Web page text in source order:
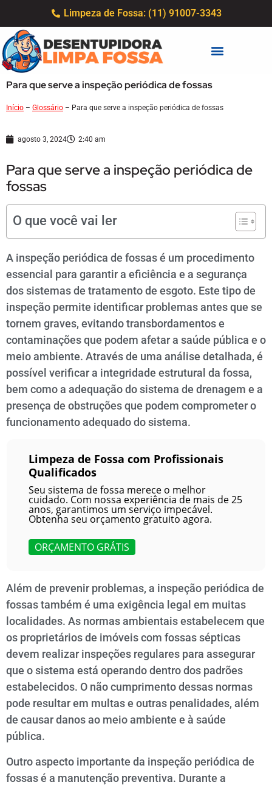
Limpeza de Fossa: (11) 91007-3343
Para que serve a inspeção periódica de fossas
Início – Glossário – Para que serve a inspeção periódica de fossas
agosto 3, 2024 2:40 am
Para que serve a inspeção periódica de
fossas
O que você vai ler
A inspeção periódica de fossas é um procedimento
essencial para garantir a eficiência e a segurança
dos sistemas de tratamento de esgoto. Este tipo de
inspeção permite identificar problemas antes que se
tornem graves, evitando transbordamentos e
contaminações que podem afetar a saúde pública e o
meio ambiente. Através de uma análise detalhada, é
possível verificar a integridade estrutural da fossa,
bem como a adequação do sistema de drenagem e a
presença de obstruções que podem comprometer o
funcionamento adequado do sistema.
Limpeza de Fossa com Profissionais
Qualificados
Seu sistema de fossa merece o melhor
cuidado. Com nossa experiência de mais de 25
anos, garantimos um serviço impecável.
Obtenha seu orçamento gratuito agora.
ORÇAMENTO GRÁTIS
Além de prevenir problemas, a inspeção periódica de
fossas também é uma exigência legal em muitas
localidades. As normas ambientais estabelecem que
os proprietários de imóveis com fossas sépticas
devem realizar inspeções regulares para assegurar
que o sistema está operando dentro dos padrões
estabelecidos. O não cumprimento dessas normas
pode resultar em multas e outras penalidades, além
de causar danos ao meio ambiente e à saúde
pública.
Outro aspecto importante da inspeção periódica de
fossas é a manutenção preventiva. Durante a